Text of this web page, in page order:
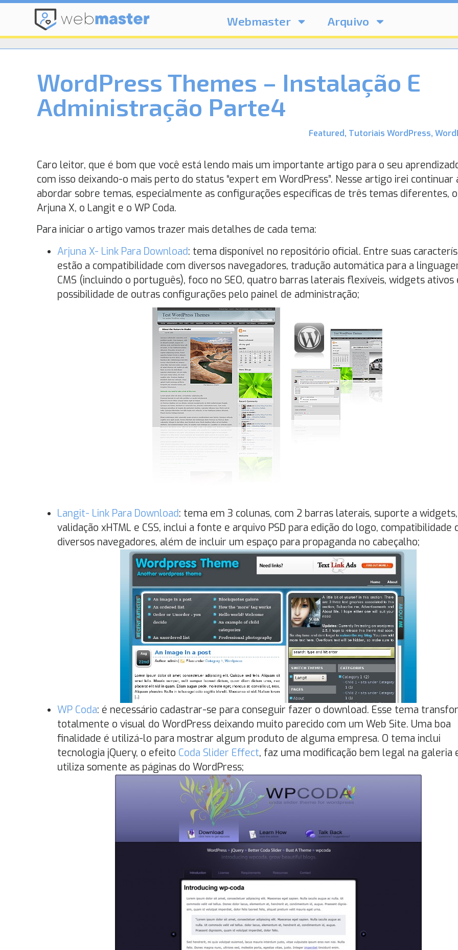
Webmaster Arquivo
WordPress Themes – Instalação E
Administração Parte4
Featured, Tutoriais WordPress,
Caro leitor, que é bom que você está lendo mais um importante artigo para o seu
com isso deixando-o mais perto do status “expert em WordPress”. Nesse artigo irei continuar
abordar sobre temas, especialmente as configurações específicas de três temas diferentes, o
Arjuna X, o Langit e o WP Coda.
Para iniciar o artigo vamos trazer mais detalhes de cada tema:
Arjuna X- Link Para Download: tema disponível no repositório oficial. Entre suas
estão a compatibilidade com diversos navegadores, tradução automática para a
CMS (incluindo o português), foco no SEO, quatro barras laterais flexíveis, widgets ativos
possibilidade de outras configurações pelo painel de administração;
Langit- Link Para Download: tema em 3 colunas, com 2 barras laterais, suporte a widgets,
validação xHTML e CSS, inclui a fonte e arquivo PSD para edição do logo, compatibilidade
diversos navegadores, além de incluir um espaço para propaganda no cabeçalho;
WP Coda: é necessário cadastrar-se para conseguir fazer o download. Esse tema
totalmente o visual do WordPress deixando muito parecido com um Web Site. Uma boa
finalidade é utilizá-lo para mostrar algum produto de alguma empresa. O tema inclui
tecnologia jQuery, o efeito Coda Slider Effect, faz uma modificação bem legal na galeria
utiliza somente as páginas do WordPress;